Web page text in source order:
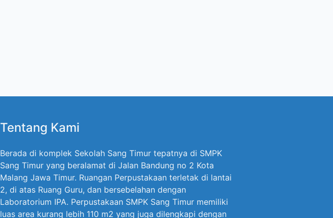
Tentang Kami
Berada di komplek Sekolah Sang Timur tepatnya di SMPK
Sang Timur yang beralamat di Jalan Bandung no 2 Kota
Malang Jawa Timur. Ruangan Perpustakaan terletak di lantai
2, di atas Ruang Guru, dan bersebelahan dengan
Laboratorium IPA. Perpustakaan SMPK Sang Timur memiliki
luas area kurang lebih 110 m2 yang juga dilengkapi dengan